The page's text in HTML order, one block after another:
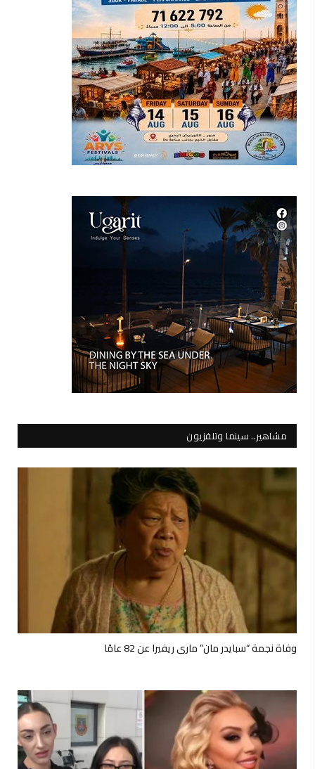
مشاهير.. سينما وتلفزيون
وفاة نجمة “سبايدر مان” ماري ريفيرا عن 82 عامًا